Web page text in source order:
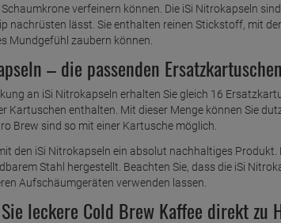
verfeinern können. Die iSi Nitrokapseln
nachrüsten lässt. Sie enthalten reinen Stickstoff, mit
Mundgefühl zaubern können.
– die passenden
an iSi Nitrokapseln erhalten Sie gleich 16
Kartuschen enthalten. Mit dieser Menge können Sie
Brew sind so mit einer Kartusche möglich.
den iSi Nitrokapseln ein absolut nachhaltiges Produkt.
Stahl hergestellt. Beachten Sie, dass die iSi
Aufschäumgeräten verwenden lassen.
leckere Cold Brew Kaffee direkt zu